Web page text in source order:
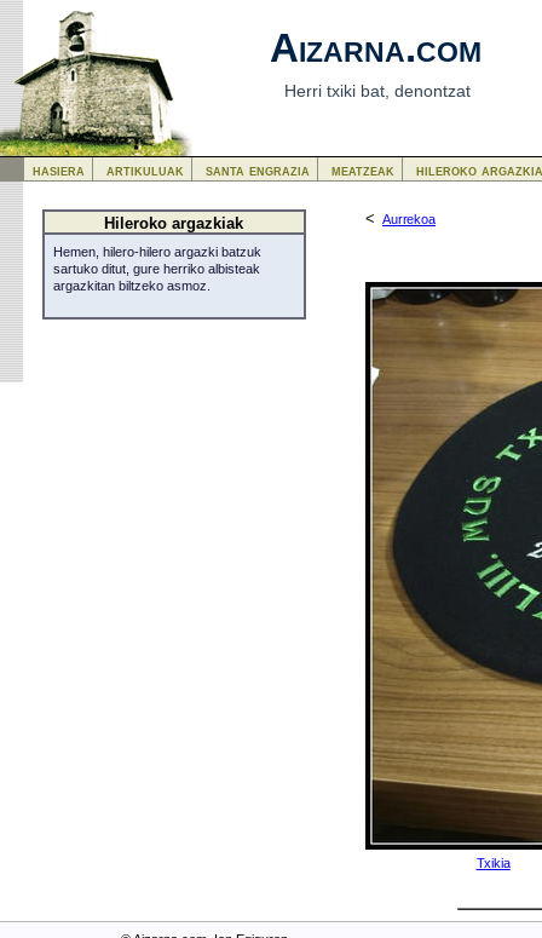
Aizarna.com
Herri txiki bat, denontzat
< Aurrekoa
Txikia
Hileroko argazkiak
Hemen, hilero-hilero argazki batzuk
sartuko ditut, gure herriko albisteak
argazkitan biltzeko asmoz.
hasiera artikuluak santa engrazia meatzeak hileroko